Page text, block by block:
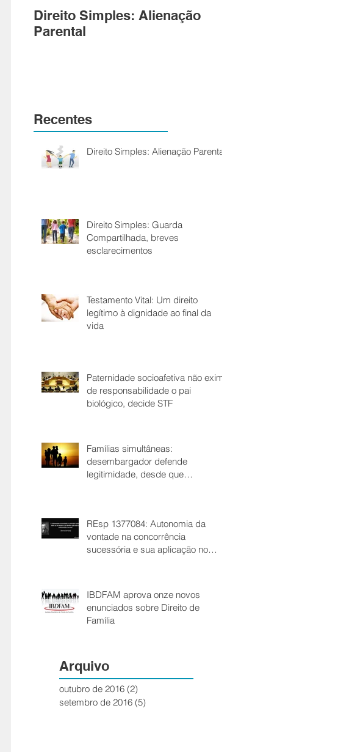
Direito Simples: Alienação
Parental
Recentes
Direito Simples: Alienação Parental
Direito Simples: Guarda
Compartilhada, breves
esclarecimentos
Testamento Vital: Um direito
legítimo à dignidade ao final da
vida
Paternidade socioafetiva não exime
de responsabilidade o pai
biológico, decide STF
Famílias simultâneas:
desembargador defende
legitimidade, desde que
REsp 1377084: Autonomia da
vontade na concorrência
sucessória e sua aplicação no
IBDFAM aprova onze novos
enunciados sobre Direito de
Família
Arquivo
outubro de 2016 (2)
setembro de 2016 (5)